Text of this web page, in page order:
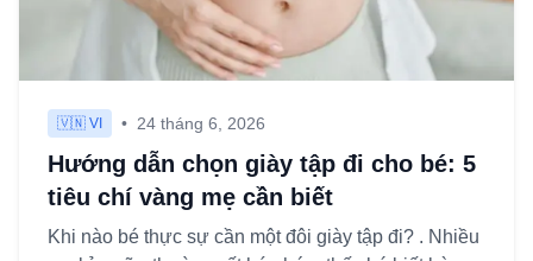
🇻🇳 VI • 24 tháng 6, 2026
Hướng dẫn chọn giày tập đi cho bé: 5
tiêu chí vàng mẹ cần biết
Khi nào bé thực sự cần một đôi giày tập đi? . Nhiều